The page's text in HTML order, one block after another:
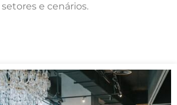
setores e cenários.